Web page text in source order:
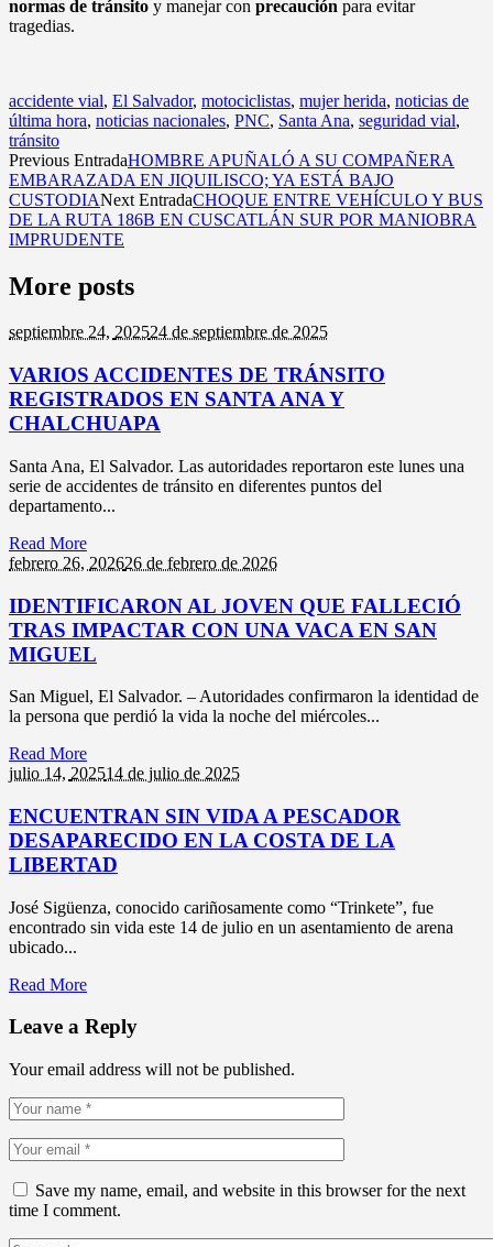
normas de tránsito y manejar con precaución para evitar
tragedias.
accidente vial, El Salvador, motociclistas, mujer herida, noticias de
última hora, noticias nacionales, PNC, Santa Ana, seguridad vial,
tránsito
Previous EntradaHOMBRE APUÑALÓ A SU COMPAÑERA
EMBARAZADA EN JIQUILISCO; YA ESTÁ BAJO
CUSTODIANext EntradaCHOQUE ENTRE VEHÍCULO Y BUS
DE LA RUTA 186B EN CUSCATLÁN SUR POR MANIOBRA
IMPRUDENTE
More posts
septiembre 24, 202524 de septiembre de 2025
VARIOS ACCIDENTES DE TRÁNSITO
REGISTRADOS EN SANTA ANA Y
CHALCHUAPA
Santa Ana, El Salvador. Las autoridades reportaron este lunes una
serie de accidentes de tránsito en diferentes puntos del
departamento...
Read More
febrero 26, 202626 de febrero de 2026
IDENTIFICARON AL JOVEN QUE FALLECIÓ
TRAS IMPACTAR CON UNA VACA EN SAN
MIGUEL
San Miguel, El Salvador. – Autoridades confirmaron la identidad de
la persona que perdió la vida la noche del miércoles...
Read More
julio 14, 202514 de julio de 2025
ENCUENTRAN SIN VIDA A PESCADOR
DESAPARECIDO EN LA COSTA DE LA
LIBERTAD
José Sigüenza, conocido cariñosamente como “Trinkete”, fue
encontrado sin vida este 14 de julio en un asentamiento de arena
ubicado...
Read More
Leave a Reply
Your email address will not be published.
Save my name, email, and website in this browser for the next
time I comment.